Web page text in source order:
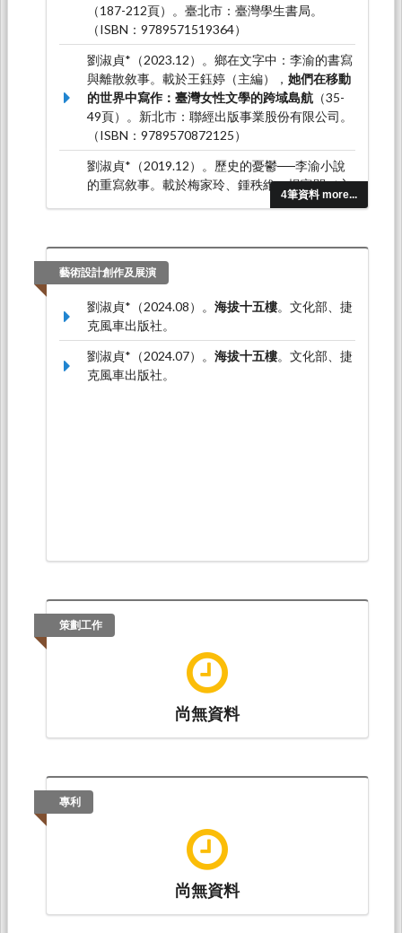
4筆資料 more...
（187-212頁）。臺北市：臺灣學生書局。
（ISBN：9789571519364）
劉淑貞*（2023.12）。鄉在文字中：李渝的書寫
與離散敘事。載於王鈺婷（主編）， 她們在移動
的世界中寫作：臺灣女性文學的跨域島航 （35-
49頁）。新北市：聯經出版事業股份有限公司。
（ISBN：9789570872125）
劉淑貞*（2019.12）。歷史的憂鬱──李渝小說
的重寫敘事。載於梅家玲、鍾秩維、楊富閔（主
臺灣現當代作家研究資料彙編．118．李
劉淑貞*（2019.01）。魘的監看：「二二八」及
焦：東亞圖像與影像論 （303-338頁）。臺中
市：國立中興大學。（ISBN：978-986-05-
7926-0）
藝術設計創作及展演
劉淑貞*（2024.08）。 海拔十五樓。文化部、捷
克風車出版社。
劉淑貞*（2024.07）。 海拔十五樓。文化部、捷
克風車出版社。
策劃工作
尚無資料
專利
尚無資料